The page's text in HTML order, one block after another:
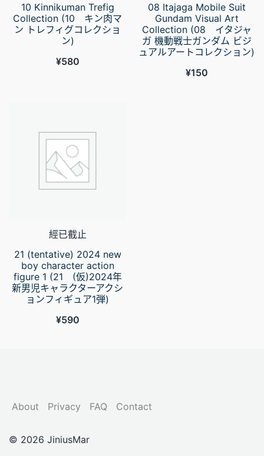
10 Kinnikuman Trefig
Collection (10 キン肉マ
ン トレフィグコレクショ
ン)
¥580
08 Itajaga Mobile Suit
Gundam Visual Art
Collection (08 イタジャ
ガ 機動戦士ガンダム ビジ
ュアルアートコレクション)
¥150
經已截止
21 (tentative) 2024 new
boy character action
figure 1 (21 (仮)2024年
新男児キャラクターアクシ
ョンフィギュア1弾)
¥590
About Privacy FAQ Contact
© 2026 JiniusMar